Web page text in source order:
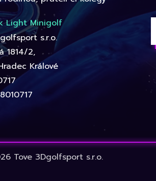
Light Minigolf
s.r.o.
1814/2,
Králové
Tove 3Dgolfsport s.r.o.